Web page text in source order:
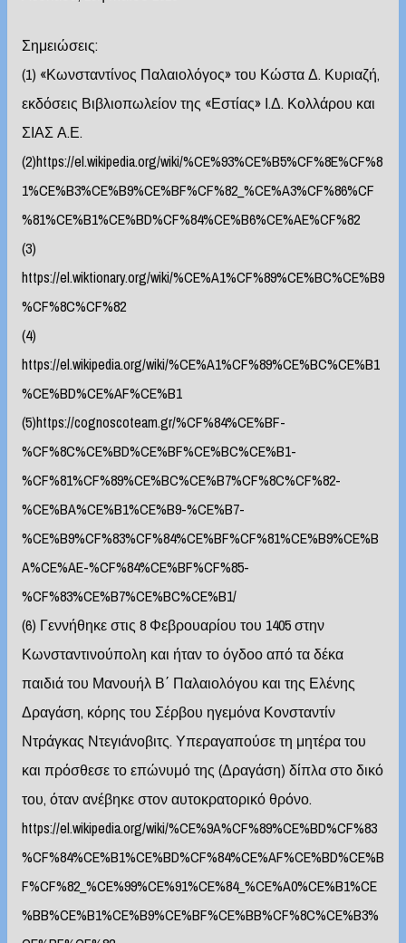
Σημειώσεις:
(1) «Κωνσταντίνος Παλαιολόγος» του Κώστα Δ. Κυριαζή,
εκδόσεις Βιβλιοπωλείον της «Εστίας» Ι.Δ. Κολλάρου και
ΣΙΑΣ Α.Ε.
(2)https://el.wikipedia.org/wiki/%CE%93%CE%B5%CF%8E%CF%8
1%CE%B3%CE%B9%CE%BF%CF%82_%CE%A3%CF%86%CF
%81%CE%B1%CE%BD%CF%84%CE%B6%CE%AE%CF%82
(3)
https://el.wiktionary.org/wiki/%CE%A1%CF%89%CE%BC%CE%B9
%CF%8C%CF%82
(4)
https://el.wikipedia.org/wiki/%CE%A1%CF%89%CE%BC%CE%B1
%CE%BD%CE%AF%CE%B1
(5)https://cognoscoteam.gr/%CF%84%CE%BF-
%CF%8C%CE%BD%CE%BF%CE%BC%CE%B1-
%CF%81%CF%89%CE%BC%CE%B7%CF%8C%CF%82-
%CE%BA%CE%B1%CE%B9-%CE%B7-
%CE%B9%CF%83%CF%84%CE%BF%CF%81%CE%B9%CE%B
A%CE%AE-%CF%84%CE%BF%CF%85-
%CF%83%CE%B7%CE%BC%CE%B1/
(6) Γεννήθηκε στις 8 Φεβρουαρίου του 1405 στην
Κωνσταντινούπολη και ήταν το όγδοο από τα δέκα
παιδιά του Μανουήλ Β΄ Παλαιολόγου και της Ελένης
Δραγάση, κόρης του Σέρβου ηγεμόνα Κονσταντίν
Ντράγκας Ντεγιάνοβιτς. Υπεραγαπούσε τη μητέρα του
και πρόσθεσε το επώνυμό της (Δραγάση) δίπλα στο δικό
του, όταν ανέβηκε στον αυτοκρατορικό θρόνο.
https://el.wikipedia.org/wiki/%CE%9A%CF%89%CE%BD%CF%83
%CF%84%CE%B1%CE%BD%CF%84%CE%AF%CE%BD%CE%B
F%CF%82_%CE%99%CE%91%CE%84_%CE%A0%CE%B1%CE
%BB%CE%B1%CE%B9%CE%BF%CE%BB%CF%8C%CE%B3%